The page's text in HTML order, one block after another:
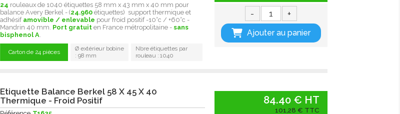
24 rouleaux de 1040 étiquettes 58 mm x 43 mm x 40 mm pour
balance Avery Berkel - (24.960 étiquettes) support thermique et
adhésif amovible / enlevable pour froid positif -10°c / +60°c -
Mandrin 40 mm. Port gratuit en France métropolitaine -sans
bisphenol A
Carton de 24 pièces
Ø extérieur bobine
: 98 mm
Nbre étiquettes par
rouleau : 1040
- +
Ajouter au panier
Etiquette Balance Berkel 58 X 45 X 40
Thermique - Froid Positif
84.40 € HT
101,28 € TTC